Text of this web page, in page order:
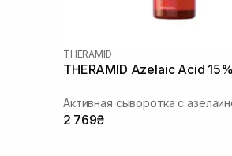
THERAMID
THERAMID Azelaic Acid
2 769₴